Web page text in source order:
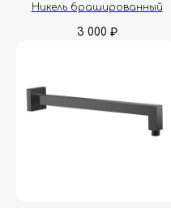
Никель брашированный
3 000 ₽